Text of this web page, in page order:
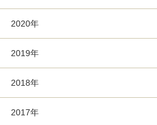
2020年
2019年
2018年
2017年